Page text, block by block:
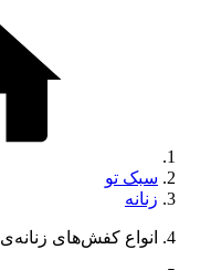
سبک تو
زنانه
انواع کفش‌های